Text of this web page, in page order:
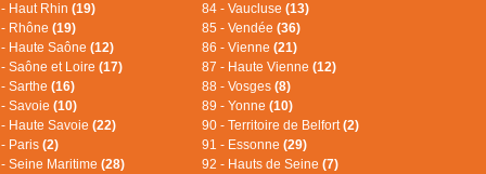
Haut Rhin (19)
Rhône (19)
Haute Saône (12)
Saône et Loire (17)
Sarthe (16)
Savoie (10)
Haute Savoie (22)
Paris (2)
Seine Maritime (28)
84 - Vaucluse (13)
85 - Vendée (36)
86 - Vienne (21)
87 - Haute Vienne (12)
88 - Vosges (8)
89 - Yonne (10)
90 - Territoire de Belfort(2)
91 - Essonne (29)
92 - Hauts de Seine (7)